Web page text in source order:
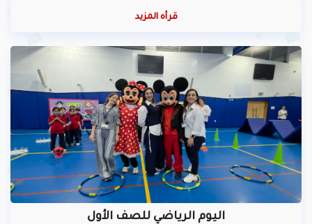
قرأه المزيد
اليوم الرياضي للصف الأول